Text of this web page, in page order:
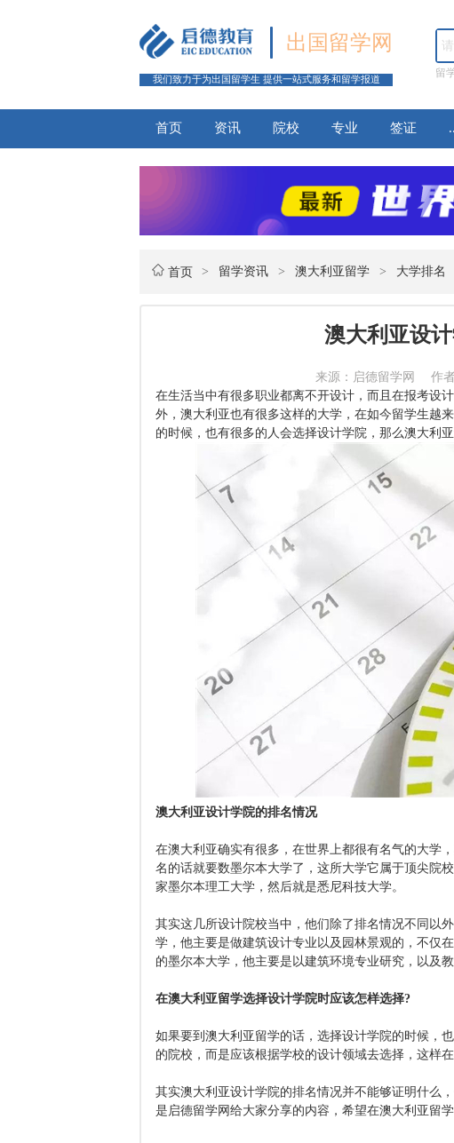
出国留学网
我们致力于为出国留学生 提供一站式服务和留学报道 留
首页 资讯 院校 专业 签证
首页 > 留学资讯 > 澳大利亚留学 > 大学排名
澳大利亚设
来源：启德留学网 作
在生活当中有很多职业都离不开设计，而且在报考设
外，澳大利亚也有很多这样的大学，在如今留学生越
的时候，也有很多的人会选择设计学院，那么澳大利
澳大利亚设计学院的排名情况
在澳大利亚确实有很多，在世界上都很有名气的大学
名的话就要数墨尔本大学了，这所大学它属于顶尖院
家墨尔本理工大学，然后就是悉尼科技大学。
其实这几所设计院校当中，他们除了排名情况不同以
学，他主要是做建筑设计专业以及园林景观的，不仅
的墨尔本大学，他主要是以建筑环境专业研究，以及
在澳大利亚留学选择设计学院时应该怎样选择?
如果要到澳大利亚留学的话，选择设计学院的时候，
的院校，而是应该根据学校的设计领域去选择，这样
其实澳大利亚设计学院的排名情况并不能够证明什么
是启德留学网给大家分享的内容，希望在澳大利亚留